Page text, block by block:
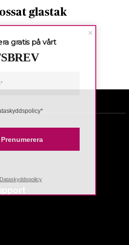
glastak
Prenumerera
gratis på vårt
*Dataskyddspolicy